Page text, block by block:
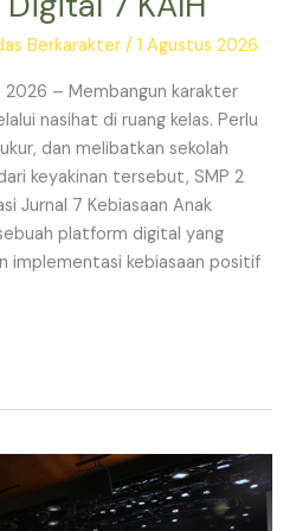
Berkarakter / 1 Agustus 2026
2026 – Membangun karakter
nasihat di ruang kelas. Perlu
dan melibatkan sekolah
keyakinan tersebut, SMP 2
Jurnal 7 Kebiasaan Anak
platform digital yang
implementasi kebiasaan positif